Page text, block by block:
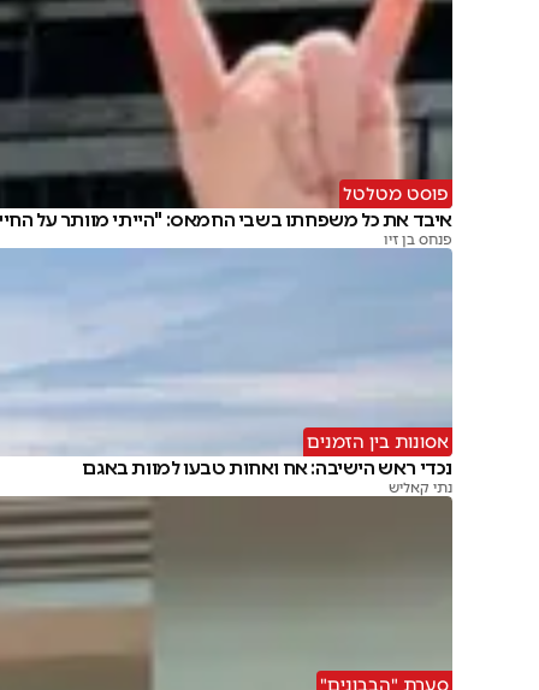
פוסט מטלטל
איבד את כל משפחתו בשבי החמאס: "הייתי מוותר על
פנחס בן זיו
אסונות בין הזמנים
נכדי ראש הישיבה: אח ואחות טבעו למוות באגם
נתי קאליש
סערת "הבבונים"